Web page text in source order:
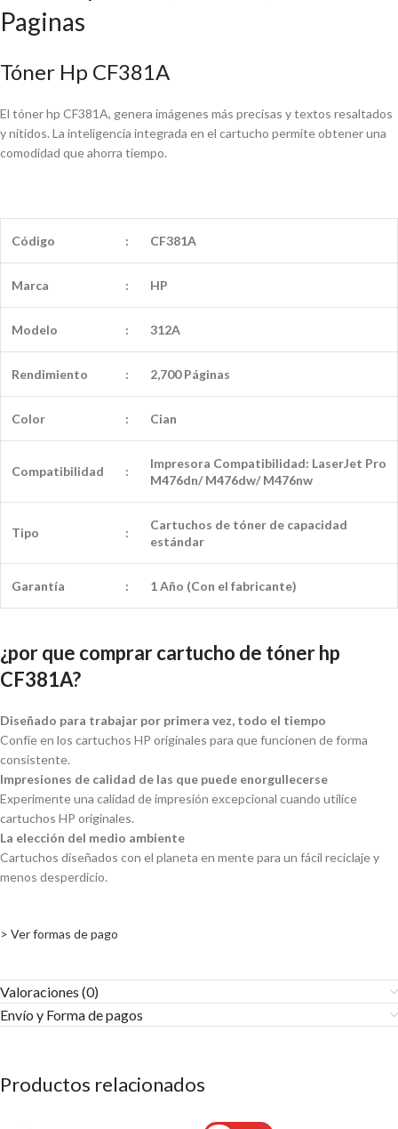
Paginas
Tóner Hp CF381A
El tóner hp CF381A, genera imágenes más precisas y textos resaltados
y nítidos. La inteligencia integrada en el cartucho permite obtener una
comodidad que ahorra tiempo.
Código : CF381A
Marca : HP
Modelo : 312A
Rendimiento : 2,700 Páginas
Color : Cian
Compatibilidad :
Impresora Compatibilidad: LaserJet Pro
M476dn/ M476dw/ M476nw
Tipo :
Cartuchos de tóner de capacidad
estándar
Garantía : 1 Año (Con el fabricante)
¿por que comprar cartucho de tóner hp
CF381A?
Diseñado para trabajar por primera vez, todo el tiempo
Confíe en los cartuchos HP originales para que funcionen de forma
consistente.
Impresiones de calidad de las que puede enorgullecerse
Experimente una calidad de impresión excepcional cuando utilice
cartuchos HP originales.
La elección del medio ambiente
Cartuchos diseñados con el planeta en mente para un fácil reciclaje y
menos desperdicio.
> Ver formas de pago
Valoraciones (0)
Envío y Forma de pagos​
Productos relacionados